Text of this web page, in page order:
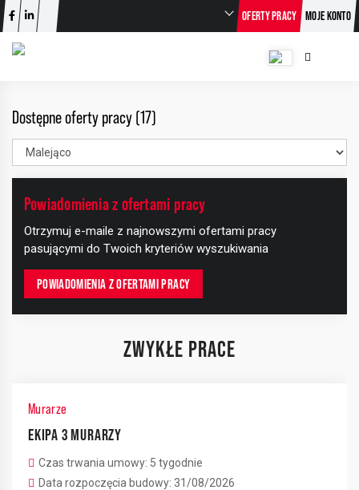
OFERTY PRACY MOJE KONTO
Dostępne oferty pracy (17)
Powiadomienia z ofertami pracy
Otrzymuj e-maile z najnowszymi ofertami pracy
pasującymi do Twoich kryteriów wyszukiwania
POWIADOMIENIA Z OFERTAMI PRACY
ZWYKŁE PRACE
Murarze
EKIPA 3 MURARZY
Czas trwania umowy: 5 tygodnie
Data rozpoczęcia budowy: 31/08/2026